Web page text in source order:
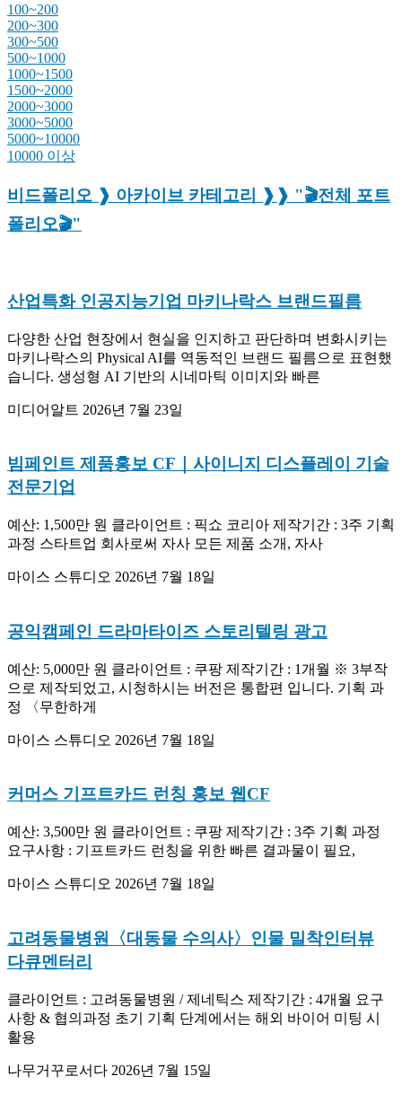
100~200
200~300
300~500
500~1000
1000~1500
1500~2000
2000~3000
3000~5000
5000~10000
10000 이상
비드폴리오 ❱ 아카이브 카테고리 ❱❱ "🎬전체 포트
폴리오🎬"
산업특화 인공지능기업 마키나락스 브랜드필름
다양한 산업 현장에서 현실을 인지하고 판단하며 변화시키는
마키나락스의 Physical AI를 역동적인 브랜드 필름으로 표현했
습니다. 생성형 AI 기반의 시네마틱 이미지와 빠른
미디어알트 2026년 7월 23일
빔페인트 제품홍보 CF｜사이니지 디스플레이 기술
전문기업
예산: 1,500만 원 클라이언트 : 픽쇼 코리아 제작기간 : 3주 기획
과정 스타트업 회사로써 자사 모든 제품 소개, 자사
마이스 스튜디오 2026년 7월 18일
공익캠페인 드라마타이즈 스토리텔링 광고
예산: 5,000만 원 클라이언트 : 쿠팡 제작기간 : 1개월 ※ 3부작
으로 제작되었고, 시청하시는 버전은 통합편 입니다. 기획 과
정 〈무한하게
마이스 스튜디오 2026년 7월 18일
커머스 기프트카드 런칭 홍보 웹CF
예산: 3,500만 원 클라이언트 : 쿠팡 제작기간 : 3주 기획 과정
요구사항 : 기프트카드 런칭을 위한 빠른 결과물이 필요,
마이스 스튜디오 2026년 7월 18일
고려동물병원〈대동물 수의사〉인물 밀착인터뷰
다큐멘터리
클라이언트 : 고려동물병원 / 제네틱스 제작기간 : 4개월 요구
사항 & 협의과정 초기 기획 단계에서는 해외 바이어 미팅 시
활용
나무거꾸로서다 2026년 7월 15일